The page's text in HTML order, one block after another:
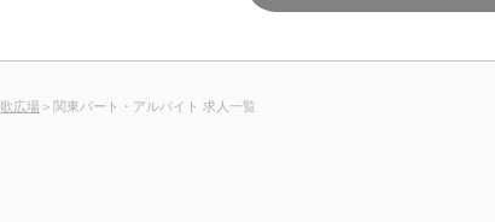
歌広場＞関東パート・アルバイト 求人一覧